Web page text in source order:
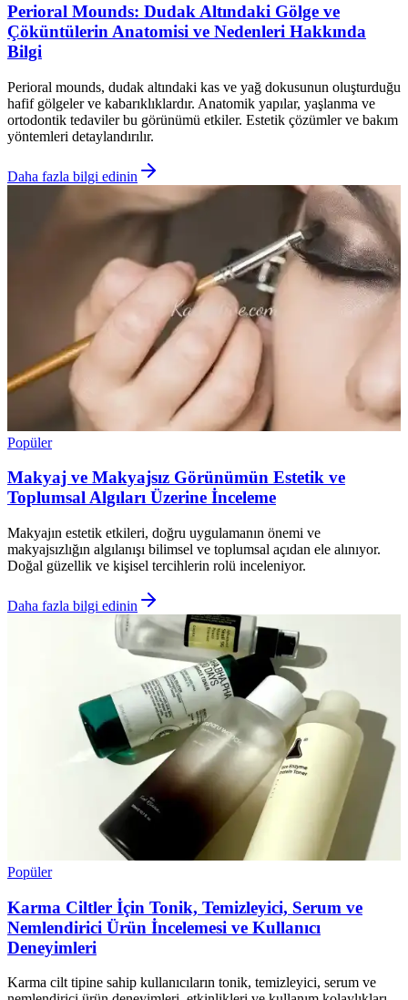
Perioral Mounds: Dudak Altındaki Gölge ve
Çöküntülerin Anatomisi ve Nedenleri Hakkında
Bilgi
Perioral mounds, dudak altındaki kas ve yağ dokusunun oluşturduğu
hafif gölgeler ve kabarıklıklardır. Anatomik yapılar, yaşlanma ve
ortodontik tedaviler bu görünümü etkiler. Estetik çözümler ve bakım
yöntemleri detaylandırılır.
Daha fazla bilgi edinin
Popüler
Makyaj ve Makyajsız Görünümün Estetik ve
Toplumsal Algıları Üzerine İnceleme
Makyajın estetik etkileri, doğru uygulamanın önemi ve
makyajsızlığın algılanışı bilimsel ve toplumsal açıdan ele alınıyor.
Doğal güzellik ve kişisel tercihlerin rolü inceleniyor.
Daha fazla bilgi edinin
Popüler
Karma Ciltler İçin Tonik, Temizleyici, Serum ve
Nemlendirici Ürün İncelemesi ve Kullanıcı
Deneyimleri
Karma cilt tipine sahip kullanıcıların tonik, temizleyici, serum ve